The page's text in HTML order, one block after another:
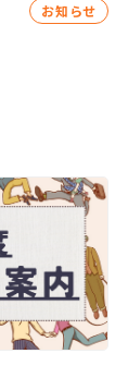
お知らせ